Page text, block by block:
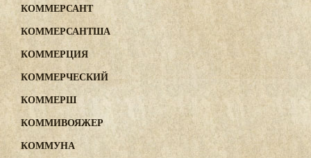
КОММЕРСАНТ
КОММЕРСАНТША
КОММЕРЦИЯ
КОММЕРЧЕСКИЙ
КОММЕРШ
КОММИВОЯЖЕР
КОММУНА